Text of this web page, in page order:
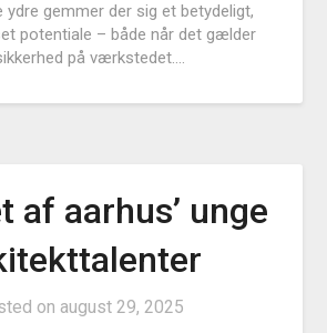
ydre gemmer der sig et betydeligt,
potentiale – både når det gælder
på værkstedet….
aarhus’ unge
on august 29, 2025